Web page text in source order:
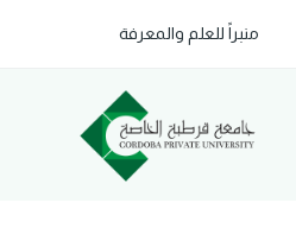
منبراً للعلم والمعرفة